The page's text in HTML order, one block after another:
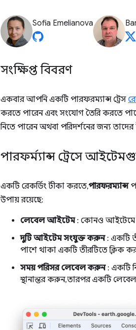
Sofia Emelianova
সংক্ষিপ্ত বিবরণ
একবার আপনি একটি পারফরম্যান্স ট্রেস
করতে পারেন এবং সংযোগ তৈরি করতে
নিতে পারেন অথবা পরিদর্শনের জন্য
পারফর্ম্যান্স ট্রেসে
একটি রেকর্ডিং টীকা করতে,পারফরম্যান্স
উপায় রয়েছে:
লেবেল আইটেম: কোনও আইটেমে
দুটি আইটেম সংযুক্ত করুন: একটি
পাশে থাকা একটি তীরটিতে ক্লিক
সময় পরিসর লেবেল করুন: একটি
স্থানান্তর করুন, তারপর একটি